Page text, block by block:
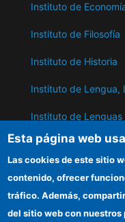
Instituto de
Instituto de Filosofía
Instituto de Historia
Instituto de Lengua,
Instituto de
Instituto de Políticas
ILC
Esta página web
Las cookies de este sitio
contenido, ofrecer
tráfico. Además,
del sitio web con